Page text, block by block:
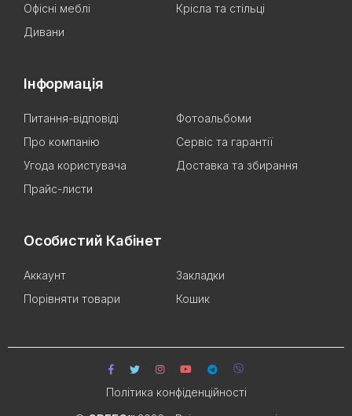
Офісні меблі
Крісла та стільці
Дивани
Інформація
Питання-відповіді
Фотоальбоми
Про компанію
Сервіс та гарантії
Угода користувача
Доставка та збирання
Прайс-листи
Особистий Кабінет
Аккаунт
Закладки
Порівняти товари
Кошик
Політика конфіденційності